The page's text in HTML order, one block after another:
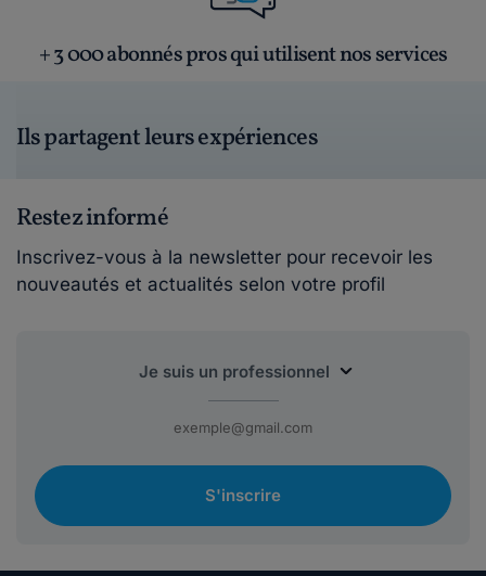
+ 3 000 abonnés pros qui utilisent nos services
Ils partagent leurs expériences
Restez informé
Inscrivez-vous à la newsletter pour recevoir les
nouveautés et actualités selon votre profil
S'inscrire